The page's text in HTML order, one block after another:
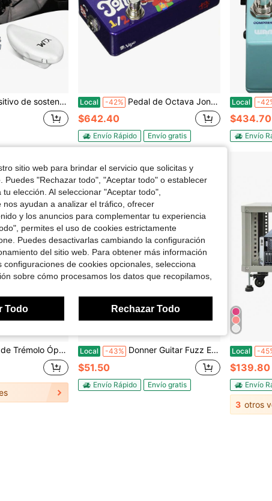
de mano, sostenedor magnético inalámbrico de cuerdas para guitarristas eléctricos Local -42% Pedal de Octava Jonny de ZVex Effects
$642.40
Envío Rápido Envío gratis
Local -
$434.70
Envío
Trelicopter con Control de Color de Sesgo, Bypass Verdadero, Carcasa de Metal - Rango Enorme de Velocidad & Profundidad Para Local -43% Donner Guitar Fuzz Estilo Tradicional Rico, Pedal de Efectos Clásico de Aleación de Aluminio
$51.50
Envío Rápido Envío gratis
Local -
$139.80
Envío
3 otros
sitio web para brindar el servicio que solicitas y
"Rechazar todo", "Aceptar todo" o establecer
elección. Al seleccionar "Aceptar todo",
ayudan a analizar el tráfico, ofrecer
y los anuncios para complementar tu experiencia
permites el uso de cookies estrictamente
Puedes desactivarlas cambiando la configuración
del sitio web. Para obtener más información
de cookies opcionales, selecciona
sobre cómo procesamos los datos que recopilamos,
Todo Rechazar Todo